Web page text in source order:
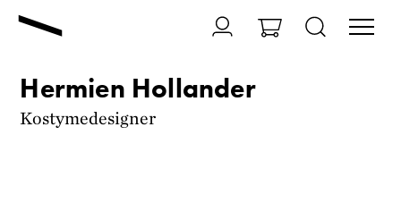
Hermien Hollander
Kostymedesigner